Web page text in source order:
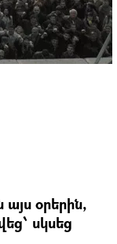
այս օրերին,
սկսեց